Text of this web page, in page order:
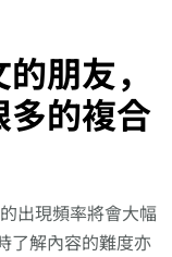
朋友，
的複合
出現頻率將會大幅
了解內容的難度亦